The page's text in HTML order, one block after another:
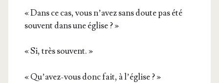
« Dans ce cas, vous n’avez sans doute pas été
sou­vent dans une église ? »
« Si, très souvent. »
« Qu’avez-vous donc fait, à l’église ? »